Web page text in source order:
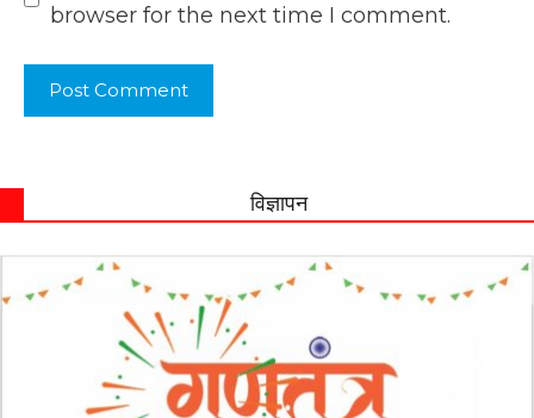
browser for the next time I comment.
विज्ञापन